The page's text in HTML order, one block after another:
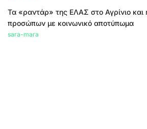
Τα «ραντάρ» της ΕΛΑΣ στο Αγρίνιο και
προσώπων με κοινωνικό αποτύπωμα
sara-mara